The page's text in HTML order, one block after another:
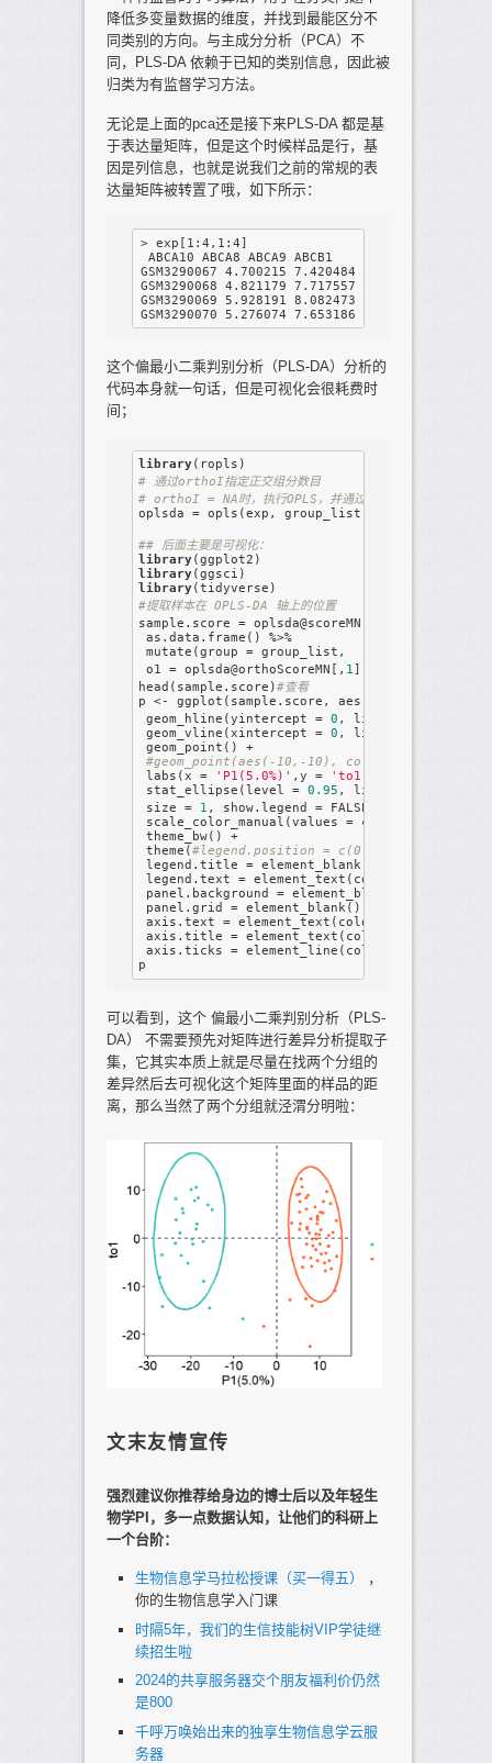
降低多变量数据的维度，并找到最能区分不
同类别的方向。与主成分分析（PCA）不
同，PLS-DA 依赖于已知的类别信息，因此被
归类为有监督学习方法。
无论是上面的pca还是接下来PLS-DA 都是基
于表达量矩阵，但是这个时候样品是行，基
因是列信息，也就是说我们之前的常规的表
达量矩阵被转置了哦，如下所示：
> exp[1:4,1:4]
ABCA10 ABCA8 ABCA9 ABCB1
GSM3290067 4.700215 7.420484 7.363934
GSM3290068 4.821179 7.717557 7.747216
GSM3290069 5.928191 8.082473 6.985403
这个偏最小二乘判别分析（PLS-DA）分析的
代码本身就一句话，但是可视化会很耗费时
间；
library
# 通过orthoI指定正交组分数目
# orthoI = NA时，执行OPLS，并通过交叉验证自动计算适合
oplsda = opls(exp, group_list, predI =
## 后面主要是可视化：
library
library
library
#提取样本在 OPLS-DA 轴上的位置
sample.score = oplsda@scoreMN %>%
as.data.frame() %>%
mutate(group = group_list,
o1 = oplsda@orthoScoreMN[, 1
head(sample.score)#查看
p <- ggplot(sample.score, aes(p1, o1, color =
geom_hline(yintercept = 0 , linetype =
geom_vline(xintercept = 0 , linetype =
geom_point() +
#geom_point(aes(-10,-10), color = 'white') +
labs(x =
'P1(5.0%)' ,y = 'to1'
stat_ellipse(level = 0.95 , linetype =
size = 1 , show.legend = FALSE
scale_color_manual(values = c(
theme_bw() +
theme(#legend.position = c(0.4,0.85),
legend.title = element_blank(),
legend.text = element_text(color =
panel.background = element_blank(),
panel.grid = element_blank(),
axis.text = element_text(color =
axis.title = element_text(color =
axis.ticks = element_line(color =
可以看到，这个 偏最小二乘判别分析（PLS-
DA） 不需要预先对矩阵进行差异分析提取子
集，它其实本质上就是尽量在找两个分组的
差异然后去可视化这个矩阵里面的样品的距
离，那么当然了两个分组就泾渭分明啦：
文末友情宣传
强烈建议你推荐给身边的博士后以及年轻生
物学PI，多一点数据认知，让他们的科研上
一个台阶：
生物信息学马拉松授课（买一得五）
，
你的生物信息学入门课
时隔5年，我们的生信技能树VIP学徒继
续招生啦
2024的共享服务器交个朋友福利价仍然
是800
千呼万唤始出来的独享生物信息学云服
务器